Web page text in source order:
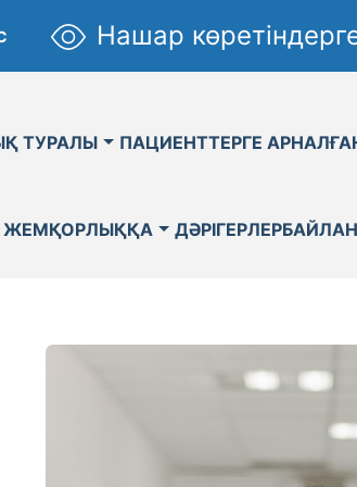
Нашар
ТУРАЛЫ ПАЦИЕНТТЕРГЕ
ЖЕМҚОРЛЫҚҚА ДӘРІГЕРЛЕР